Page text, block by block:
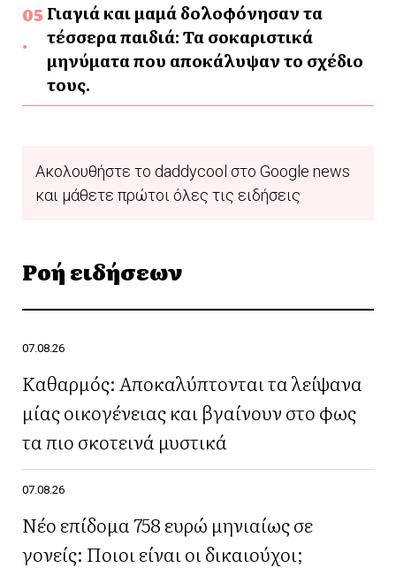
Γιαγιά και μαμά δολοφόνησαν τα
τέσσερα παιδιά: Τα σοκαριστικά
μηνύματα που αποκάλυψαν το σχέδιο
τους.
Ακολουθήστε το daddycool στο Google news
και μάθετε πρώτοι όλες τις ειδήσεις
Ροή ειδήσεων
07.08.26
Καθαρμός: Αποκαλύπτονται τα λείψανα
μίας οικογένειας και βγαίνουν στο φως
τα πιο σκοτεινά μυστικά
07.08.26
Νέο επίδομα 758 ευρώ μηνιαίως σε
γονείς: Ποιοι είναι οι δικαιούχοι;